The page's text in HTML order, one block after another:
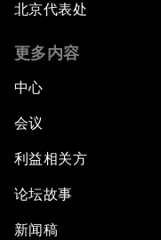
北京代表处
更多内容
中心
会议
利益相关方
论坛故事
新闻稿